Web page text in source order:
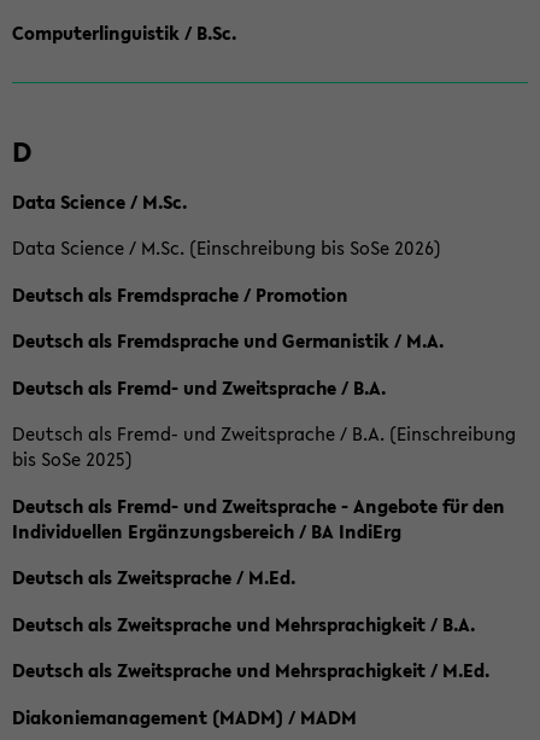
Computerlinguistik / B.Sc.
D
Data Science / M.Sc.
Data Science / M.Sc. (Einschreibung bis SoSe 2026)
Deutsch als Fremdsprache / Promotion
Deutsch als Fremdsprache und Germanistik / M.A.
Deutsch als Fremd- und Zweitsprache / B.A.
Deutsch als Fremd- und Zweitsprache / B.A. (Einschreibung
bis SoSe 2025)
Deutsch als Fremd- und Zweitsprache - Angebote für den
Individuellen Ergänzungsbereich / BA IndiErg
Deutsch als Zweitsprache / M.Ed.
Deutsch als Zweitsprache und Mehrsprachigkeit / B.A.
Deutsch als Zweitsprache und Mehrsprachigkeit / M.Ed.
Diakoniemanagement (MADM) / MADM